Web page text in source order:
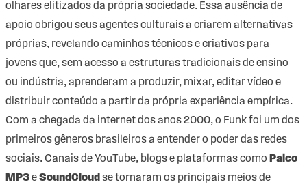
olhares elitizados da própria sociedade. Essa ausência de
apoio obrigou seus agentes culturais a criarem alternativas
próprias, revelando caminhos técnicos e criativos para
jovens que, sem acesso a estruturas tradicionais de ensino
ou indústria, aprenderam a produzir, mixar, editar vídeo e
distribuir conteúdo a partir da própria experiência empírica.
Com a chegada da internet dos anos 2000, o Funk foi um dos
primeiros gêneros brasileiros a entender o poder das redes
sociais. Canais de YouTube, blogs e plataformas como Palco
MP3eSoundCloud se tornaram os principais meios de